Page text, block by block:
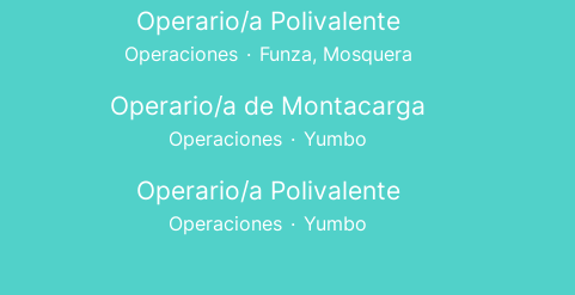
Operario/a Polivalente
Operaciones · Funza, Mosquera
Operario/a de Montacarga
Operaciones · Yumbo
Operario/a Polivalente
Operaciones · Yumbo